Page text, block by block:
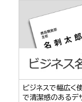
ビジネスで幅広く
で清潔感のあるデ